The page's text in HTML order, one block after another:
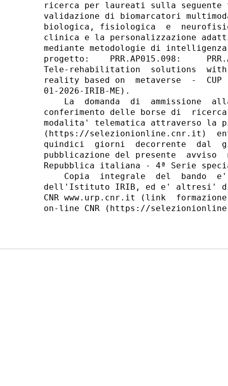
ricerca per laureati sulla seguente
validazione di biomarcatori
biologica, fisiologica  e
clinica e la personalizzazione
mediante metodologie di
progetto:    PRR.AP015.098:
Tele-rehabilitation  solutions
reality based on  metaverse  -  CUP
01-2026-IRIB-ME).
La  domanda  di  ammissione
conferimento delle borse di
modalita' telematica attraverso la
(https://selezionionline.cnr.it)
quindici  giorni  decorrente  dal
pubblicazione del presente
Repubblica italiana - 4ª Serie
Copia  integrale  del  bando
dell'Istituto IRIB, ed e' altresi'
CNR www.urp.cnr.it (link
on-line CNR (https://